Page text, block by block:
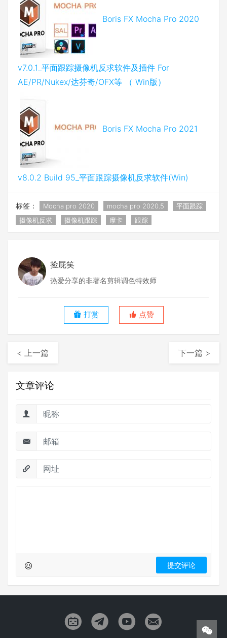
Boris FX Mocha Pro 2020
v7.0.1_平面跟踪摄像机反求软件及插件 For
AE/PR/Nukex/达芬奇/OFX等 （ Win版）
Boris FX Mocha Pro 2021
v8.0.2 Build 95_平面跟踪摄像机反求软件(Win)
标签： Mocha pro 2020 mocha pro 2020.5
平面跟踪
摄像机反求
摄像机跟踪 摩卡 跟踪
捡屁笑
热爱分享的非著名剪辑调色特效师
打赏 点赞
< 上一篇 下一篇 >
文章评论